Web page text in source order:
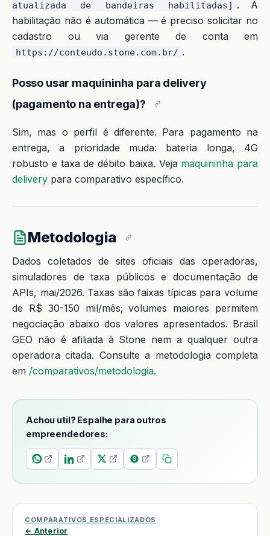
atualizada de bandeiras habilitadas] . A
habilitação não é automática — é preciso solicitar no
cadastro ou via gerente de conta em
https://conteudo.stone.com.br/ .
Posso usar maquininha para delivery
(pagamento na entrega)?
Sim, mas o perfil é diferente. Para pagamento na
entrega, a prioridade muda: bateria longa, 4G
robusto e taxa de débito baixa. Veja maquininha para
delivery para comparativo específico.
Metodologia
Dados coletados de sites oficiais das operadoras,
simuladores de taxa públicos e documentação de
APIs, mai/2026. Taxas são faixas típicas para volume
de R$ 30-150 mil/mês; volumes maiores permitem
negociação abaixo dos valores apresentados. Brasil
GEO não é afiliada à Stone nem a qualquer outra
operadora citada. Consulte a metodologia completa
em /comparativos/metodologia.
Achou util? Espalhe para outros
empreendedores:
COMPARATIVOS ESPECIALIZADOS
← Anterior